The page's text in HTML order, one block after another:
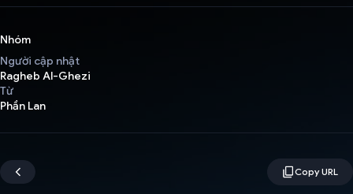
Nhóm
Người cập nhật
Ragheb Al-Ghezi
Từ
Phần Lan